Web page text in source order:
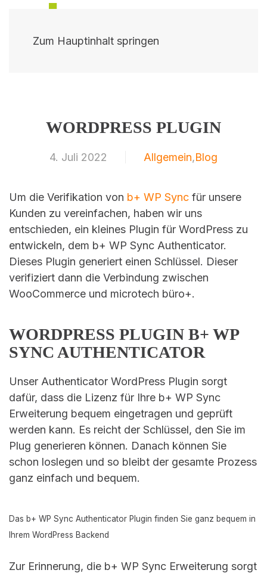
Zum Hauptinhalt springen
WORDPRESS PLUGIN
4. Juli 2022 Allgemein,Blog
Um die Verifikation von b+ WP Sync für unsere
Kunden zu vereinfachen, haben wir uns
entschieden, ein kleines Plugin für WordPress zu
entwickeln, dem b+ WP Sync Authenticator.
Dieses Plugin generiert einen Schlüssel. Dieser
verifiziert dann die Verbindung zwischen
WooCommerce und microtech büro+.
WORDPRESS PLUGIN B+ WP
SYNC AUTHENTICATOR
Unser Authenticator WordPress Plugin sorgt
dafür, dass die Lizenz für Ihre b+ WP Sync
Erweiterung bequem eingetragen und geprüft
werden kann. Es reicht der Schlüssel, den Sie im
Plug generieren können. Danach können Sie
schon loslegen und so bleibt der gesamte Prozess
ganz einfach und bequem.
Das b+ WP Sync Authenticator Plugin finden Sie ganz bequem in
Ihrem WordPress Backend
Zur Erinnerung, die b+ WP Sync Erweiterung sorgt